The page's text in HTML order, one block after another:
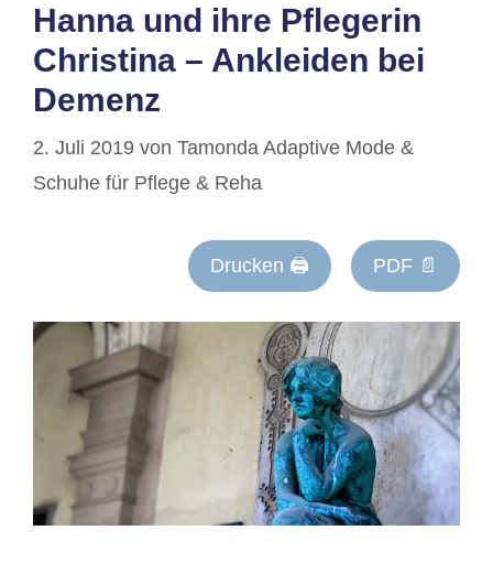
Hanna und ihre Pflegerin
Christina – Ankleiden bei
Demenz
2. Juli 2019 von Tamonda Adaptive Mode &
Schuhe für Pflege & Reha
Drucken 🖨 PDF 📄